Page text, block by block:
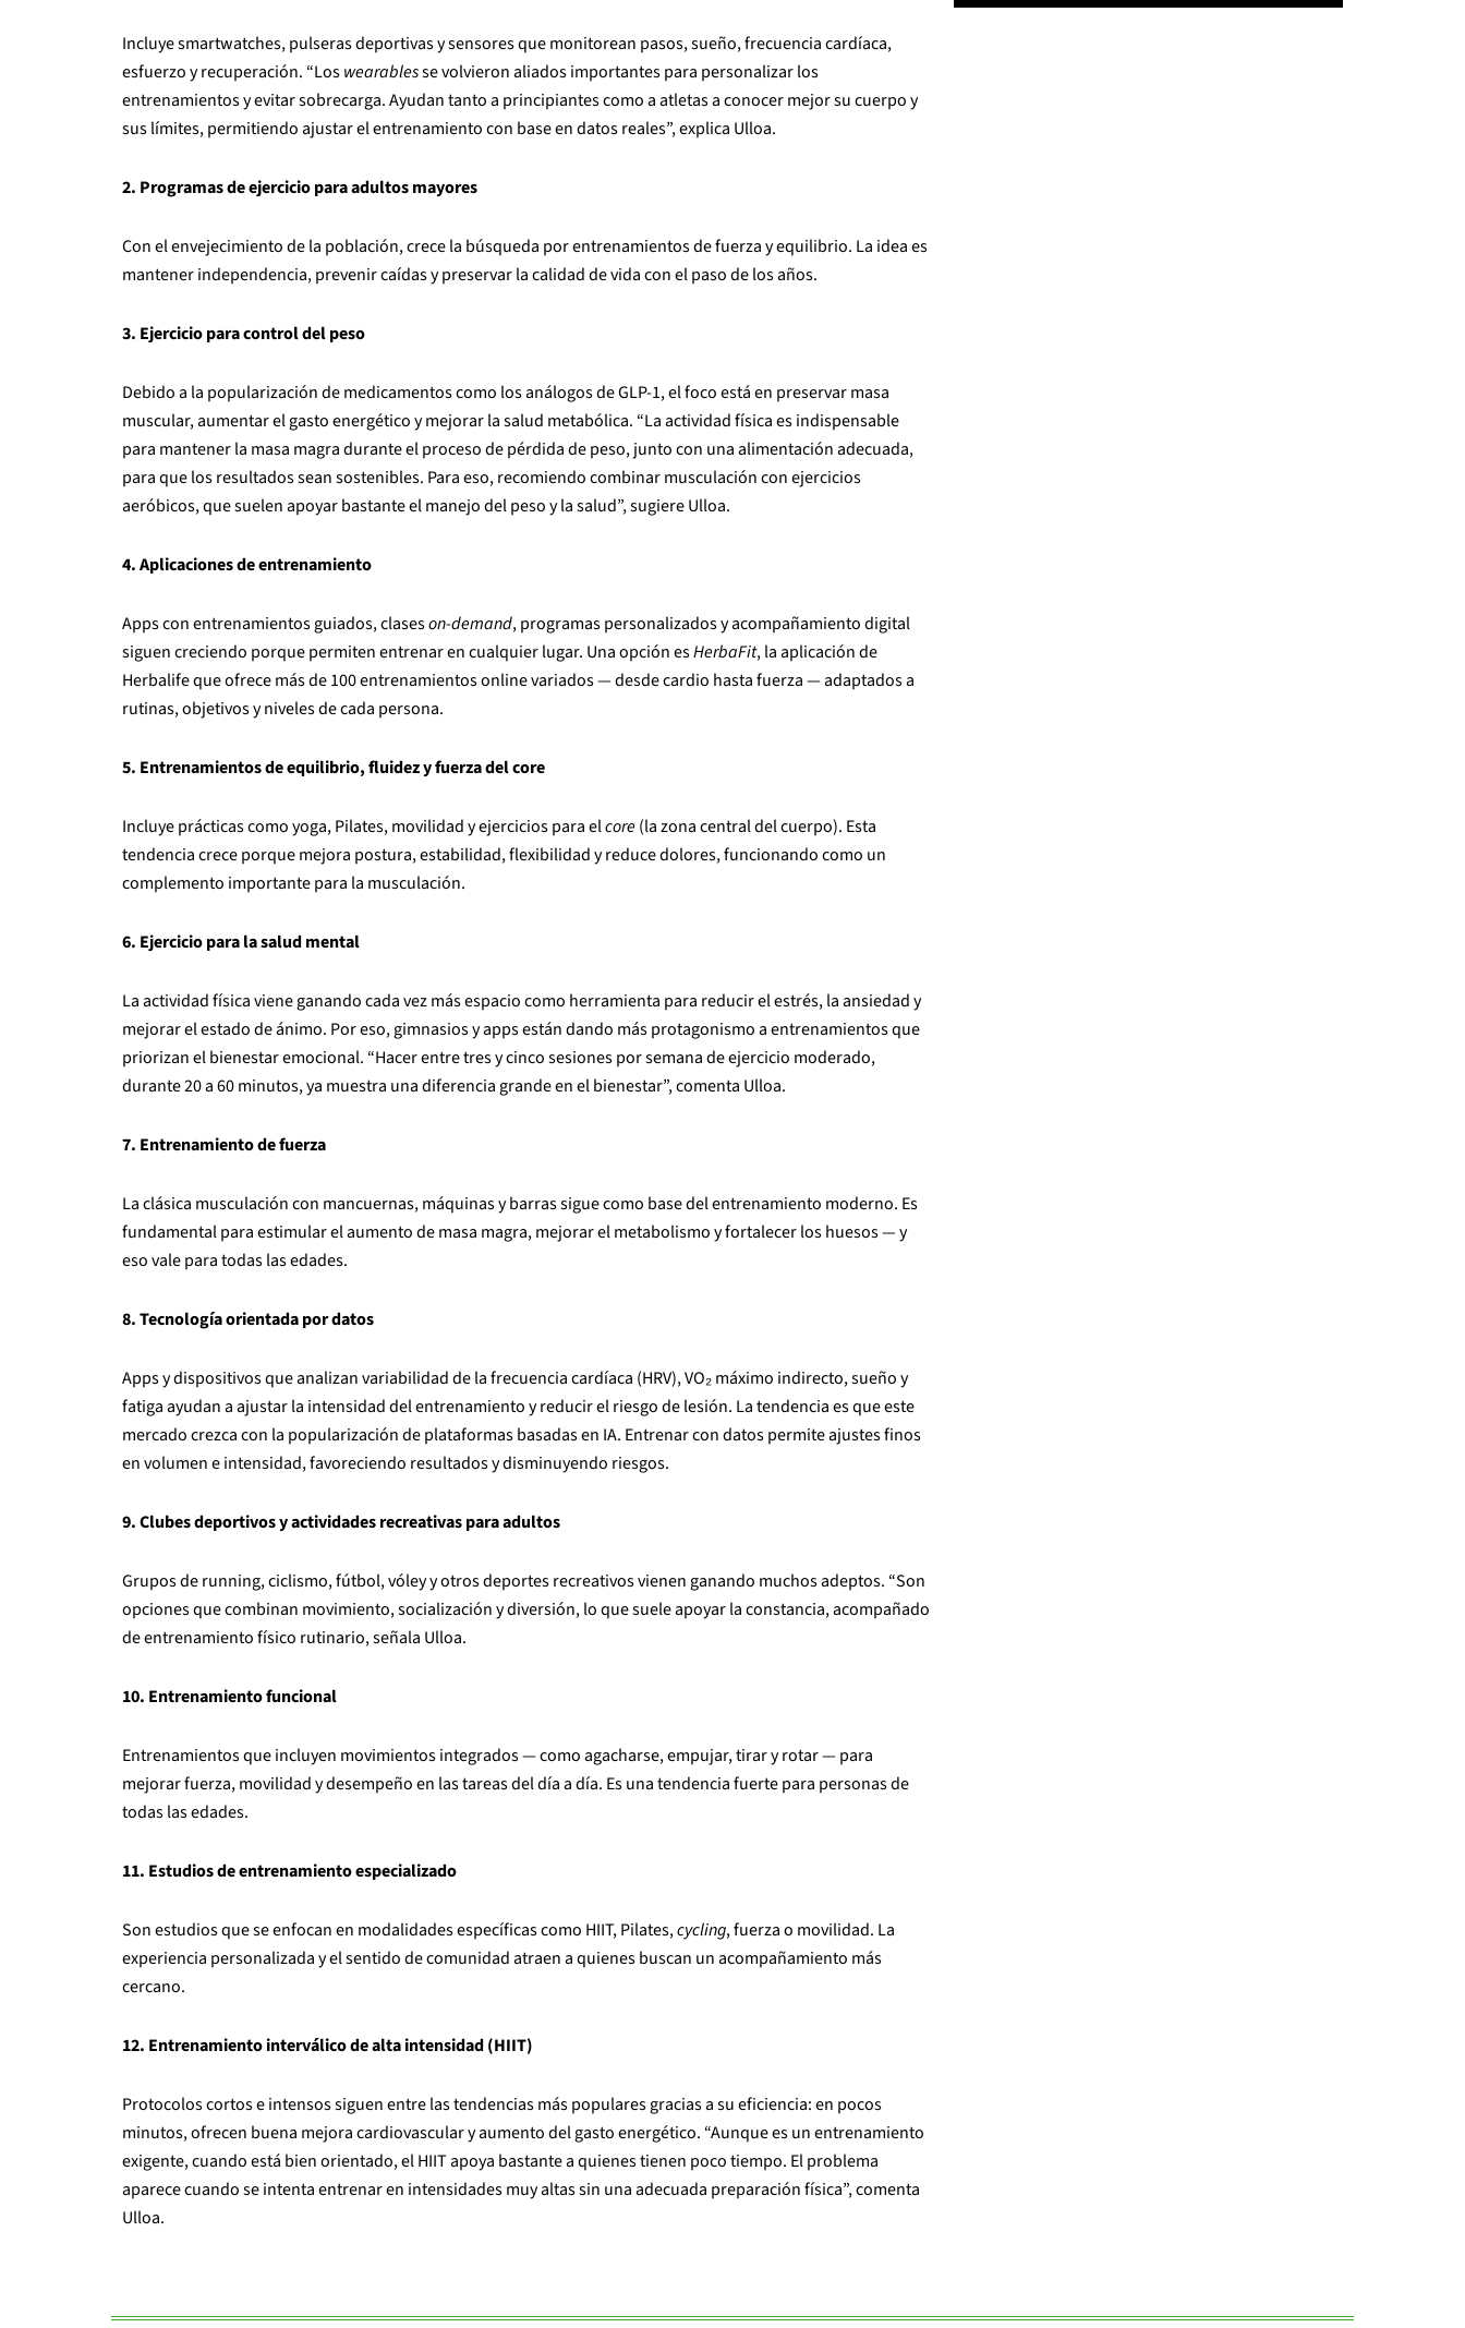
Incluye smartwatches, pulseras deportivas y sensores que monitorean pasos, sueño, frecuencia cardíaca,
esfuerzo y recuperación. “Loswearablesse volvieron aliados importantes para personalizar los
entrenamientos y evitar sobrecarga. Ayudan tanto a principiantes como a atletas a conocer mejor su cuerpo y
sus límites, permitiendo ajustar el entrenamiento con base en datos reales”, explica Ulloa.
2. Programas de ejercicio para adultos mayores
Con el envejecimiento de la población, crece la búsqueda por entrenamientos de fuerza y equilibrio. La idea es
mantener independencia, prevenir caídas y preservar la calidad de vida con el paso de los años.
3. Ejercicio para control del peso
Debido a la popularización de medicamentos como los análogos de GLP-1, el foco está en preservar masa
muscular, aumentar el gasto energético y mejorar la salud metabólica. “La actividad física es indispensable
para mantener la masa magra durante el proceso de pérdida de peso, junto con una alimentación adecuada,
para que los resultados sean sostenibles. Para eso, recomiendo combinar musculación con ejercicios
aeróbicos, que suelen apoyar bastante el manejo del peso y la salud”, sugiere Ulloa.
4. Aplicaciones de entrenamiento
Apps con entrenamientos guiados, claseson-demand, programas personalizados y acompañamiento digital
siguen creciendo porque permiten entrenar en cualquier lugar. Una opción esHerbaFit, la aplicación de
Herbalife que ofrece más de 100 entrenamientos online variados — desde cardio hasta fuerza — adaptados a
rutinas, objetivos y niveles de cada persona.
5. Entrenamientos de equilibrio, fluidez y fuerza del core
Incluye prácticas como yoga, Pilates, movilidad y ejercicios para elcore(la zona central del cuerpo). Esta
tendencia crece porque mejora postura, estabilidad, flexibilidad y reduce dolores, funcionando como un
complemento importante para la musculación.
6. Ejercicio para la salud mental
La actividad física viene ganando cada vez más espacio como herramienta para reducir el estrés, la ansiedad y
mejorar el estado de ánimo. Por eso, gimnasios y apps están dando más protagonismo a entrenamientos que
priorizan el bienestar emocional. “Hacer entre tres y cinco sesiones por semana de ejercicio moderado,
durante 20 a 60 minutos, ya muestra una diferencia grande en el bienestar”, comenta Ulloa.
7. Entrenamiento de fuerza
La clásica musculación con mancuernas, máquinas y barras sigue como base del entrenamiento moderno. Es
fundamental para estimular el aumento de masa magra, mejorar el metabolismo y fortalecer los huesos — y
eso vale para todas las edades.
8. Tecnología orientada por datos
Apps y dispositivos que analizan variabilidad de la frecuencia cardíaca (HRV), VO₂ máximo indirecto, sueño y
fatiga ayudan a ajustar la intensidad del entrenamiento y reducir el riesgo de lesión. La tendencia es que este
mercado crezca con la popularización de plataformas basadas en IA. Entrenar con datos permite ajustes finos
en volumen e intensidad, favoreciendo resultados y disminuyendo riesgos.
9. Clubes deportivos y actividades recreativas para adultos
Grupos de running, ciclismo, fútbol, vóley y otros deportes recreativos vienen ganando muchos adeptos. “Son
opciones que combinan movimiento, socialización y diversión, lo que suele apoyar la constancia, acompañado
de entrenamiento físico rutinario, señala Ulloa.
10. Entrenamiento funcional
Entrenamientos que incluyen movimientos integrados — como agacharse, empujar, tirar y rotar — para
mejorar fuerza, movilidad y desempeño en las tareas del día a día. Es una tendencia fuerte para personas de
todas las edades.
11. Estudios de entrenamiento especializado
Son estudios que se enfocan en modalidades específicas como HIIT, Pilates,cycling, fuerza o movilidad. La
experiencia personalizada y el sentido de comunidad atraen a quienes buscan un acompañamiento más
cercano.
12. Entrenamiento interválico de alta intensidad (HIIT)
Protocolos cortos e intensos siguen entre las tendencias más populares gracias a su eficiencia: en pocos
minutos, ofrecen buena mejora cardiovascular y aumento del gasto energético. “Aunque es un entrenamiento
exigente, cuando está bien orientado, el HIIT apoya bastante a quienes tienen poco tiempo. El problema
aparece cuando se intenta entrenar en intensidades muy altas sin una adecuada preparación física”, comenta
Ulloa.